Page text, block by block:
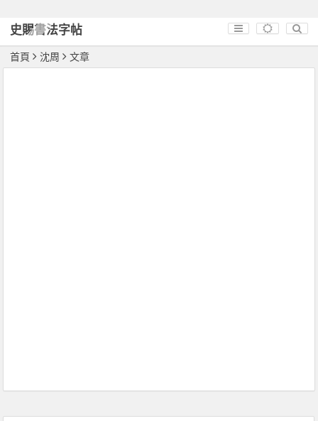
史賜書法字帖
首頁 沈周 文章